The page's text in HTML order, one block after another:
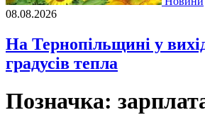
08.08.2026
На Тернопільщині у
градусів тепла
Позначка: